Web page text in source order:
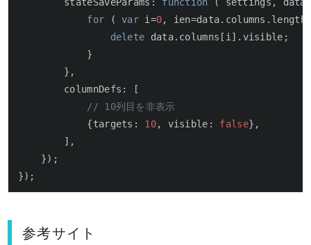
for ( var i=0, ien=data. columns . length
delete data. columns [i]. visible ;
            }
        },
columnDefs : [
// 10列目を非表示
            {
targets : 10, visible : false},
        ],
    });
});
参考サイト